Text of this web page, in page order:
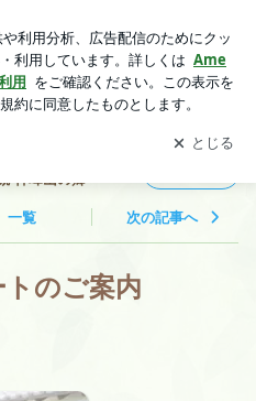
大阪高槻 神峰山の郷
の更新通知
を受け取りまし
開く
大阪高槻 神峰山の郷
一覧 次の記事へ
のご案内